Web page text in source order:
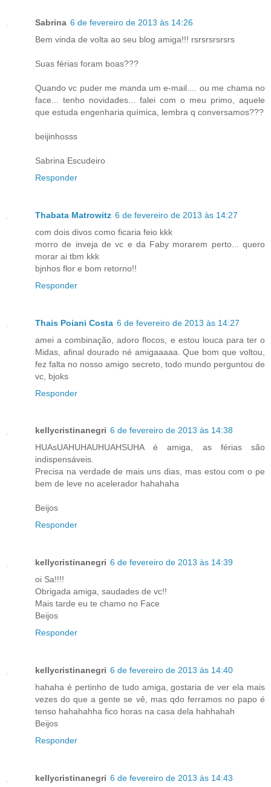
Sabrina 6 de fevereiro de 2013 às 14:26
Bem vinda de volta ao seu blog amiga!!! rsrsrsrsrsrs
Suas férias foram boas???
Quando vc puder me manda um e-mail.... ou me chama no
face... tenho novidades... falei com o meu primo, aquele
que estuda engenharia química, lembra q conversamos???
beijinhosss
Sabrina Escudeiro
Responder
Thabata Matrowitz 6 de fevereiro de 2013 às 14:27
com dois divos como ficaria feio kkk
morro de inveja de vc e da Faby morarem perto... quero
morar ai tbm kkk
bjnhos flor e bom retorno!!
Responder
Thais Poiani Costa 6 de fevereiro de 2013 às 14:27
amei a combinação, adoro flocos, e estou louca para ter o
Midas, afinal dourado né amigaaaaa. Que bom que voltou,
fez falta no nosso amigo secreto, todo mundo perguntou de
vc, bjoks
Responder
kellycristinanegri 6 de fevereiro de 2013 às 14:38
HUAsUAHUHAUHUAHSUHA é amiga, as férias são
indispensáveis.
Precisa na verdade de mais uns dias, mas estou com o pe
bem de leve no acelerador hahahaha
Beijos
Responder
kellycristinanegri 6 de fevereiro de 2013 às 14:39
oi Sa!!!!
Obrigada amiga, saudades de vc!!
Mais tarde eu te chamo no Face
Beijos
Responder
kellycristinanegri 6 de fevereiro de 2013 às 14:40
hahaha é pertinho de tudo amiga, gostaria de ver ela mais
vezes do que a gente se vê, mas qdo ferramos no papo é
tenso hahahahha fico horas na casa dela hahhahah
Beijos
Responder
kellycristinanegri 6 de fevereiro de 2013 às 14:43